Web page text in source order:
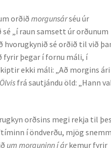
orðiðmorgunsárséu úr
„í raun samsett úr orðunum
hvorugkynið sé orðið til við
fyrir þegar í fornu máli, í
ekki máli: „Að morgins ári
frá sautjándu öld: „Hann
orðsins megi rekja til
í öndverðu, mjög
um morguninn í árkemur fyrir